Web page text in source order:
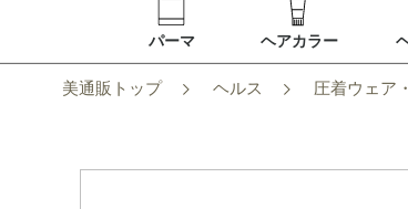
パーマ ヘアカラー
美通販トップ ヘルス 圧着ウェア